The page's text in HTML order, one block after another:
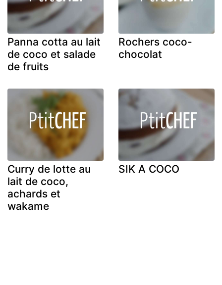
Panna cotta au lait
de coco et salade
de fruits
Rochers coco-
chocolat
Curry de lotte au
lait de coco,
achards et
wakame
SIK A COCO